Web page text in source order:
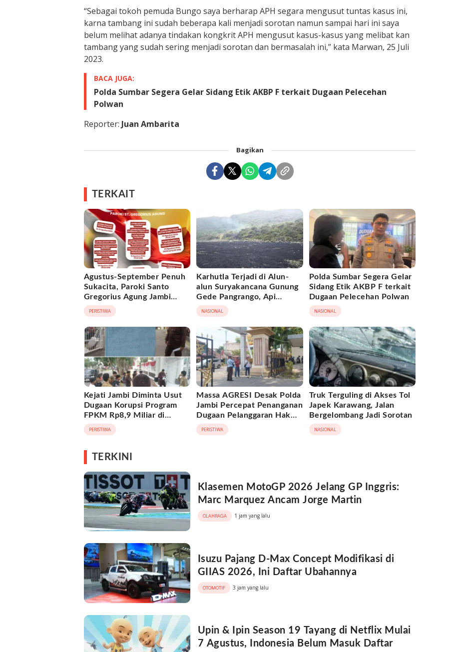
“Sebagai tokoh pemuda Bungo saya berharap APH segara mengusut tuntas kasus ini,
karna tambang ini sudah beberapa kali menjadi sorotan namun sampai hari ini saya
belum melihat adanya tindakan kongkrit APH mengusut kasus-kasus yang melibat kan
tambang yang sudah sering menjadi sorotan dan bermasalah ini,” kata Marwan, 25 Juli
2023.
BACA JUGA:
Polda Sumbar Segera Gelar Sidang Etik AKBP F terkait Dugaan Pelecehan
Polwan
Reporter: Juan Ambarita
Bagikan
TERKAIT
Agustus-September Penuh
Sukacita, Paroki Santo
Gregorius Agung Jambi
Gelar Berbagai Kegiatan
HUT RI dan HUT Paroki
PERISTIWA
Karhutla Terjadi di Alun-
alun Suryakancana Gunung
Gede Pangrango, Api
Berhasil Dipadamka
NASIONAL
Polda Sumbar Segera Gelar
Sidang Etik AKBP F terkait
Dugaan Pelecehan Polwan
NASIONAL
Kejati Jambi Diminta Usut
Dugaan Korupsi Program
FPKM Rp8,9 Miliar di
Tanjab Barat
PERISTIWA
Massa AGRESI Desak Polda
Jambi Percepat Penanganan
Dugaan Pelanggaran Hak
Cipta Buku Hukum Adat
Melayu Jambi
PERISTIWA
Truk Terguling di Akses Tol
Japek Karawang, Jalan
Bergelombang Jadi Sorotan
NASIONAL
TERKINI
Klasemen MotoGP 2026 Jelang GP Inggris:
Marc Marquez Ancam Jorge Martin
OLAHRAGA 1 jam yang lalu
Isuzu Pajang D-Max Concept Modifikasi di
GIIAS 2026, Ini Daftar Ubahannya
OTOMOTIF 3 jam yang lalu
Upin & Ipin Season 19 Tayang di Netflix Mulai
7 Agustus, Indonesia Belum Masuk Daftar